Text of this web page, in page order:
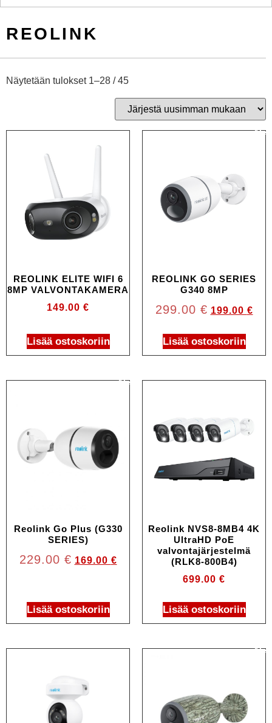
REOLINK
Näytetään tulokset 1–28 / 45
REOLINK ELITE WIFI 6
8MP VALVONTAKAMERA
149.00 €
Lisää ostoskoriin
Ale!
REOLINK GO SERIES
G340 8MP
299.00 € 199.00 €
Lisää ostoskoriin
Ale!
Reolink Go Plus (G330
SERIES)
229.00 € 169.00 €
Lisää ostoskoriin
Reolink NVS8-8MB4 4K
UltraHD PoE
valvontajärjestelmä
(RLK8-800B4)
699.00 €
Lisää ostoskoriin
Ale!